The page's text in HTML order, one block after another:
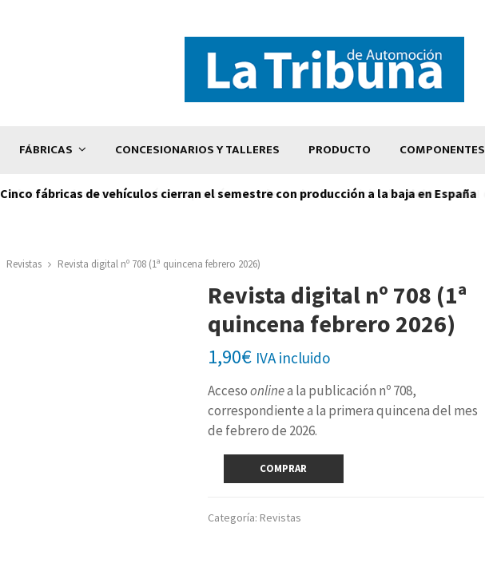
FÁBRICAS CONCESIONARIOS Y TALLERES PRODUCTO COMPONENTES
Cinco fábricas de vehículos cierran el semestre con producción a la baja en España
Revistas Revista digital nº 708 (1ª quincena febrero 2026)
Revista digital nº 708 (1ª
quincena febrero 2026)
1,90€ IVA incluido
Accesoonlinea la publicación nº 708,
correspondiente a la primera quincena del mes
de febrero de 2026.
708
COMPRAR
Categoría: Revistas